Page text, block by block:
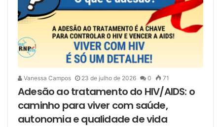
Vanessa Campos 23 de julho de 2026 0 71
Adesão ao tratamento do HIV/AIDS: o
caminho para viver com saúde,
autonomia e qualidade de vida